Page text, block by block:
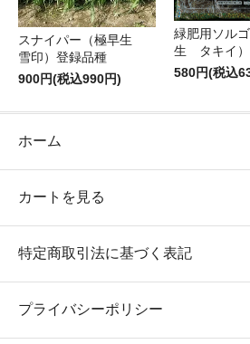
スナイパー（極早生
雪印）登録品種
900円(税込990円)
緑肥用ソル
生 タキイ
580円(税込
ホーム
カートを見る
特定商取引法に基づく表記
プライバシーポリシー